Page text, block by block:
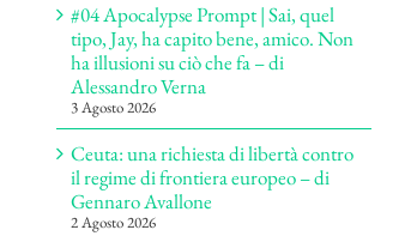
#04 Apocalypse Prompt | Sai, quel
tipo, Jay, ha capito bene, amico. Non
ha illusioni su ciò che fa – di
Alessandro Verna
3 Agosto 2026
Ceuta: una richiesta di libertà contro
il regime di frontiera europeo – di
Gennaro Avallone
2 Agosto 2026